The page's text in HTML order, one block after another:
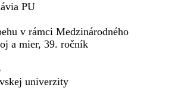
PU
v rámci Medzinárodného
a mier, 39. ročník
univerzity